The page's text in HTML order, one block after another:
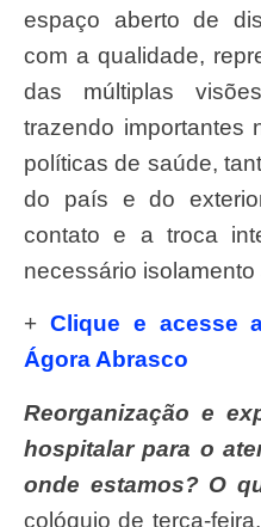
espaço aberto de
com a qualidade,
das múltiplas
trazendo importantes
políticas de saúde,
do país e do
contato e a troca
necessário isolamento
Clique e acesse
Ágora Abrasco
Reorganização e expansão da assistência
hospitalar para o
onde estamos? O
colóquio de terça-